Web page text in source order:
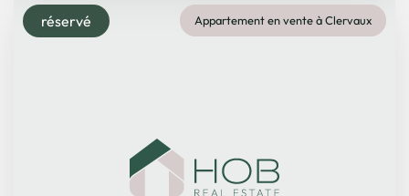
réservé Appartement en vente à Clervaux